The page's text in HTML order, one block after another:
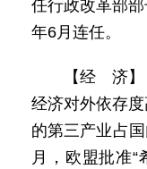
任行政改革部
年6月连任。
【经 济
经济对外依存
的第三产业占
月，欧盟批准“